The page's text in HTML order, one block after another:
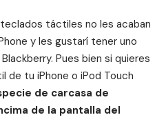
táctiles no les acaban
y les gustarí tener uno
Pues bien si quieres
tu iPhone o iPod Touch
de carcasa de
de la pantalla del